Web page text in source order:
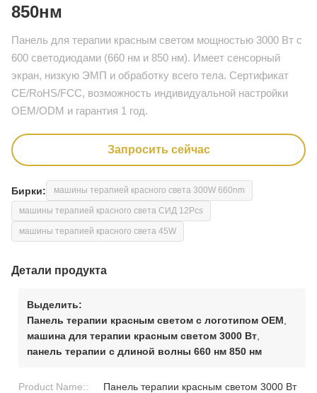
850нм
Панель для терапии красным светом мощностью 3000 Вт с
600 светодиодами (660 нм и 850 нм). Имеет сенсорный
экран, низкую ЭМП и обработку всего тела. Сертификат
CE/RoHS/FCC, возможность индивидуальной настройки
OEM/ODM и гарантия 1 год.
Запросить сейчас
Бирки: машины терапией красного света 300W 660nm
машины терапией красного света СИД 12Pcs
машины терапией красного света 45W
Детали продукта
Выделить:
Панель терапии красным светом с логотипом OEM
машина для терапии красным светом 3000 Вт
панель терапии с длиной волны 660 нм 850 нм
Product Name::
Панель терапии красным светом 3000 Вт